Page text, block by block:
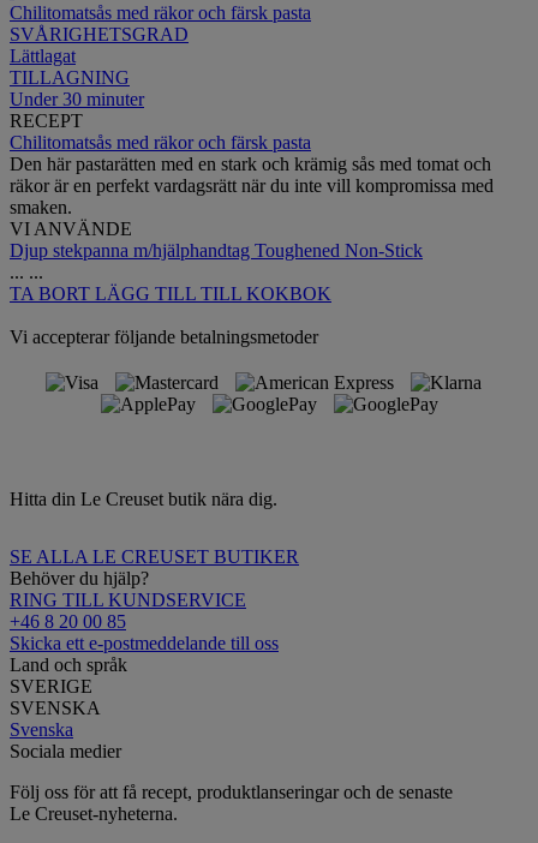
Chilitomatsås med räkor och färsk pasta
SVÅRIGHETSGRAD
Lättlagat
TILLAGNING
Under 30 minuter
RECEPT
Chilitomatsås med räkor och färsk pasta
Den här pastarätten med en stark och krämig sås med tomat och
räkor är en perfekt vardagsrätt när du inte vill kompromissa med
smaken.
VI ANVÄNDE
Djup stekpanna m/hjälphandtag Toughened Non-Stick
... ...
TA BORT LÄGG TILL TILL KOKBOK
Vi accepterar följande betalningsmetoder
Hitta din Le Creuset butik nära dig.
SE ALLA LE CREUSET BUTIKER
Behöver du hjälp?
RING TILL KUNDSERVICE
+46 8 20 00 85
Skicka ett e-postmeddelande till oss
Land och språk
SVERIGE
SVENSKA
Svenska
Sociala medier
Följ oss för att få recept, produktlanseringar och de senaste
Le Creuset-nyheterna.